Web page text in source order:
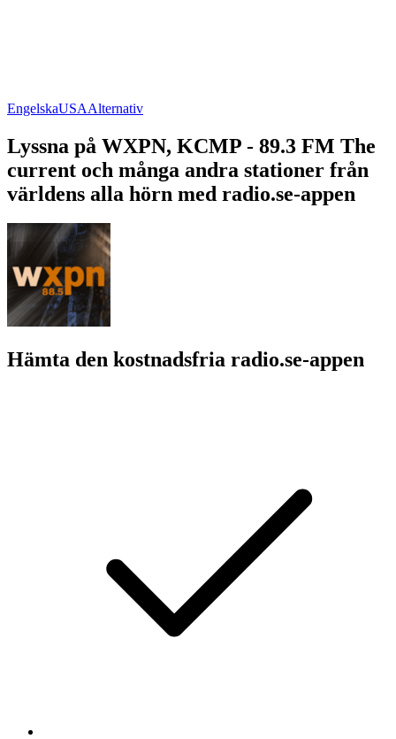
EngelskaUSAAlternativ
Lyssna på WXPN, KCMP - 89.3 FM The
current och många andra stationer från
världens alla hörn med radio.se-appen
Hämta den kostnadsfria radio.se-appen